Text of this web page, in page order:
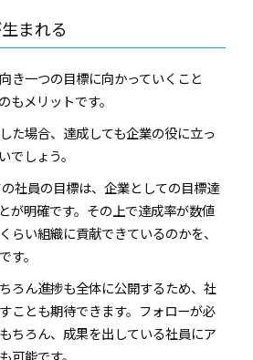
まれる
き一つの目標に向かっていくこと
もメリットです。
た場合、達成しても企業の役に立っ
でしょう。
社員の目標は、企業としての目標達
が明確です。その上で達成率が数値
らい組織に貢献できているのかを、
す。
ろん進捗も全体に公開するため、社
ことも期待できます。フォローが必
ちろん、成果を出している社員にア
可能です。